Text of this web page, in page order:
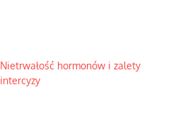
Nietrwałość hormonów i zalety
intercyzy